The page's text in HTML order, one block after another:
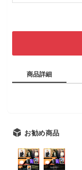
商品詳細
お勧め商品